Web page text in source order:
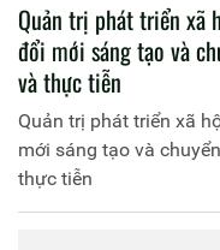
Quản trị phát triển xã
đổi mới sáng tạo và
và thực tiễn
Quản trị phát triển xã
mới sáng tạo và
thực tiễn